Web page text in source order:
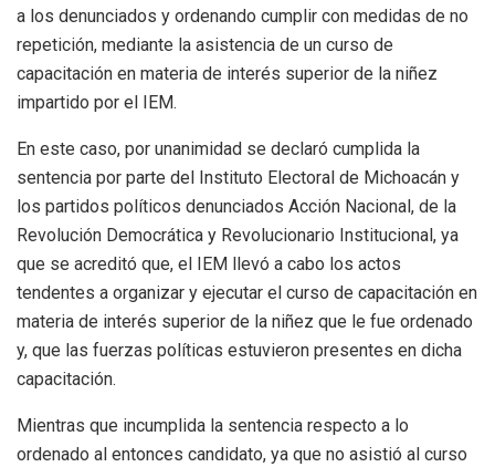
a los denunciados y ordenando cumplir con medidas de no
repetición, mediante la asistencia de un curso de
capacitación en materia de interés superior de la niñez
impartido por el IEM.
En este caso, por unanimidad se declaró cumplida la
sentencia por parte del Instituto Electoral de Michoacán y
los partidos políticos denunciados Acción Nacional, de la
Revolución Democrática y Revolucionario Institucional, ya
que se acreditó que, el IEM llevó a cabo los actos
tendentes a organizar y ejecutar el curso de capacitación en
materia de interés superior de la niñez que le fue ordenado
y, que las fuerzas políticas estuvieron presentes en dicha
capacitación.
Mientras que incumplida la sentencia respecto a lo
ordenado al entonces candidato, ya que no asistió al curso